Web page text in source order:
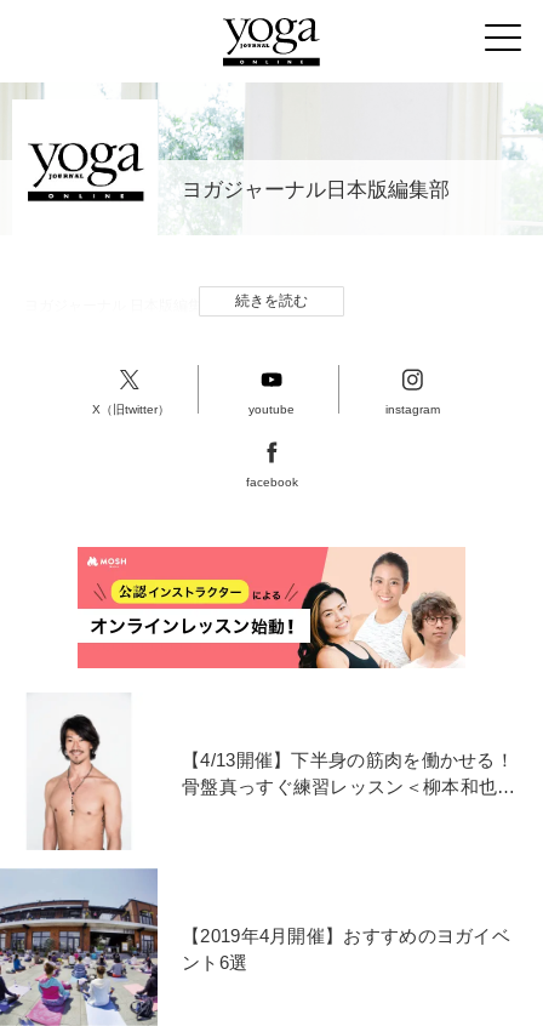
ヨガジャーナル日本版編集部
続きを読む
X（旧twitter） youtube instagram
facebook
【4/13開催】下半身の筋肉を働かせる！
骨盤真っすぐ練習レッスン＜柳本和也先
【2019年4月開催】おすすめのヨガイベ
ント6選